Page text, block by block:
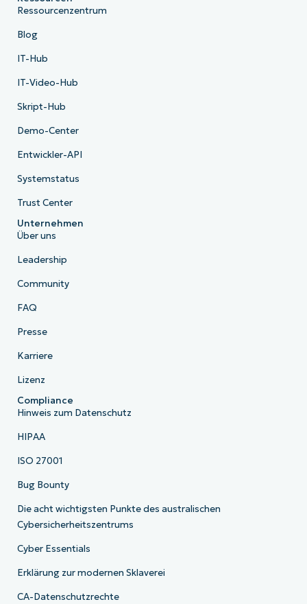
Ressourcenzentrum
Blog
IT-Hub
IT-Video-Hub
Skript-Hub
Demo-Center
Entwickler-API
Systemstatus
Trust Center
Unternehmen
Über uns
Leadership
Community
FAQ
Presse
Karriere
Lizenz
Compliance
Hinweis zum Datenschutz
HIPAA
ISO 27001
Bug Bounty
Die acht wichtigsten Punkte des australischen
Cybersicherheitszentrums
Cyber Essentials
Erklärung zur modernen Sklaverei
CA-Datenschutzrechte